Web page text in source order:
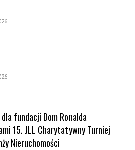
fundacji Dom Ronalda
15. JLL Charytatywny Turniej
Nieruchomości